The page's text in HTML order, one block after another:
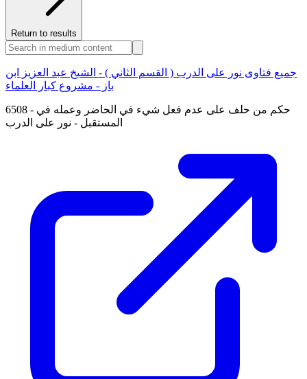
Return to results
جميع فتاوى نور على الدرب ( القسم الثاني ) - الشيخ عبد العزيز ابن
باز - مشروع كبار العلماء
6508 - حكم من حلف على عدم فعل شيء في الحاضر وعمله في
المستقبل - نور على الدرب